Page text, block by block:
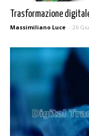
Trasformazione
Massimiliano Luce - 26